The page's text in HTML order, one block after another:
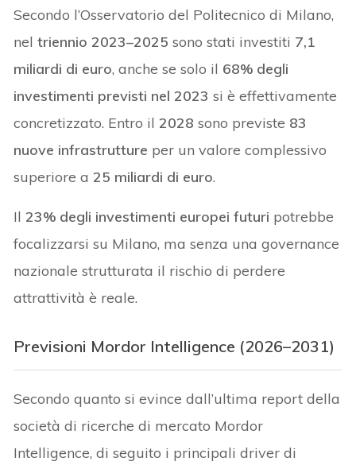
Secondo l’Osservatorio del Politecnico di Milano,
neltriennio 2023–2025 sono stati investiti 7,1
miliardi di euro, anche se solo il 68% degli
investimenti previsti nel 2023 si è effettivamente
concretizzato. Entro il2028 sono previste 83
nuove infrastrutture per un valore complessivo
superiore a25 miliardi di euro.
Il23% degli investimenti europei futuri potrebbe
focalizzarsi su Milano, ma senza una governance
nazionale strutturata il rischio di perdere
attrattività è reale.
Previsioni Mordor Intelligence (2026–2031)
Secondo quanto si evince dall’ultima report della
società di ricerche di mercato Mordor
Intelligence, di seguito i principali driver di